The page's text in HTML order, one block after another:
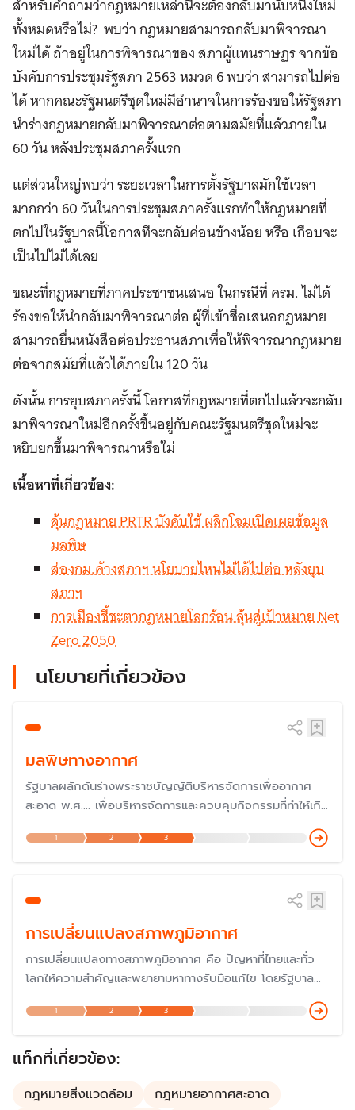
สำหรับคำถามว่ากฎหมายเหล่านี้จะต้องกลับมานับหนึ่งใหม่
ทั้งหมดหรือไม่? พบว่า กฎหมายสามารถกลับมาพิจารณา
ใหม่ได้ ถ้าอยู่ในการพิจารณาของ สภาผู้แทนราษฏร จากข้อ
บังคับการประชุมรัฐสภา 2563 หมวด 6 พบว่า สามารถไปต่อ
ได้ หากคณะรัฐมนตรีชุดใหม่มีอำนาจในการร้องขอให้รัฐสภา
นำร่างกฎหมายกลับมาพิจารณาต่อตามสมัยที่แล้วภายใน
60 วัน หลังประชุมสภาครั้งแรก
แต่ส่วนใหญ่พบว่า ระยะเวลาในการตั้งรัฐบาลมักใช้เวลา
มากกว่า 60 วันในการประชุมสภาครั้งแรกทำให้กฎหมายที่
ตกไปในรัฐบาลนี้โอกาสทีจะกลับค่อนข้างน้อย หรือ เกือบจะ
เป็นไปไม่ได้เลย
ขณะที่กฎหมายที่ภาคประชาชนเสนอ ในกรณีที่ ครม. ไม่ได้
ร้องขอให้นำกลับมาพิจารณาต่อ ผู้ที่เข้าชื่อเสนอกฎหมาย
สามารถยื่นหนังสือต่อประธานสภาเพื่อให้พิจารณากฎหมาย
ต่อจากสมัยที่แล้วได้ภายใน 120 วัน
ดังนั้น การยุบสภาครั้งนี้ โอกาสที่กฎหมายที่ตกไปแล้วจะกลับ
มาพิจารณาใหม่อีกครั้งขึ้นอยู่กับคณะรัฐมนตรีชุดใหม่จะ
หยิบยกขึ้นมาพิจารณาหรือใม่
เนื้อหาที่เกี่ยวข้อง:
ลุ้นกฎหมาย PRTR บังคับใช้ ผลิกโฉมเปิดเผยข้อมูล
มลพิษ
ส่องกม.ค้างสภาฯ นโยบายไหนไม่ได้ไปต่อ หลังยุบ
สภาฯ
การเมืองชี้ชะตากฎหมายโลกร้อน ลุ้นสู่เป้าหมาย Net
Zero 2050
นโยบายที่เกี่ยวข้อง
มลพิษทางอากาศ
รัฐบาลผลักดันร่างพระราชบัญญัติบริหารจัดการเพื่ออากาศ
สะอาด พ.ศ.... เพื่อบริหารจัดการและควบคุมกิจกรรมที่ทำให้เกิด
มลพิษทางอากาศในทุกมิติ โดยเฉพาะปัญหาฝุ่น PM 2.5 ไฟป่า
ที่กระทบต่อสุขภาพคนไทย โดยมีการเสนอถึง 7 ร่างให้สภาผู้
แทนราษฎรพิจารณา
1 2 3
การเปลี่ยนแปลงสภาพภูมิอากาศ
การเปลี่ยนแปลงทางสภาพภูมิอากาศ คือ ปัญหาที่ไทยและทั่ว
โลกให้ความสำคัญและพยายามหาทางรับมือแก้ไข โดยรัฐบาล
ประกาศสานต่อนโยบาย Carbon Neutrality (ความเป็นกลาง
ทางคาร์บอน) เพื่อให้ประเทศไทยเป็นผู้นำของอาเซียนในด้านการ
ลดการปล่อยก๊าซคาร์บอนไดออกไซด์ โดยในปี 2567 ได้เข้า
ร่วมประชุม COP29 เพื่อแสดงบทบาทความร่วมมือกับ
1 2 3
แท็กที่เกี่ยวข้อง:
กฎหมายสิ่งแวดล้อม
กฎหมายอากาศสะอาด